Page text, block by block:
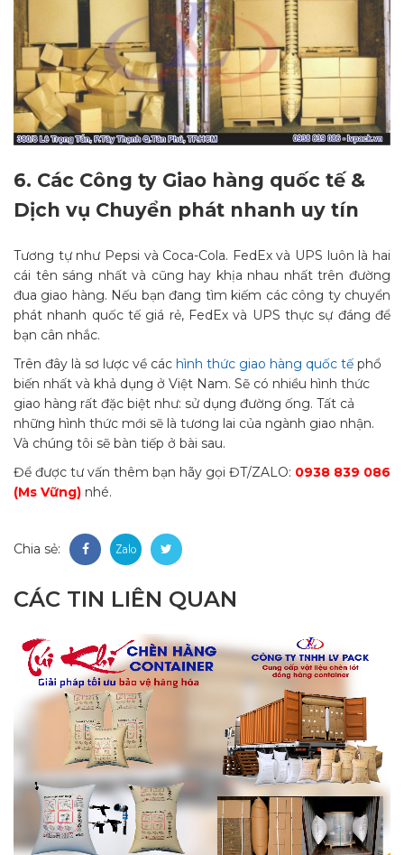
6. Các Công ty Giao hàng quốc tế &
Dịch vụ Chuyển phát nhanh uy tín
Tương tự như Pepsi và Coca-Cola. FedEx và UPS luôn là hai
cái tên sáng nhất và cũng hay khịa nhau nhất trên đường
đua giao hàng. Nếu bạn đang tìm kiếm các công ty chuyển
phát nhanh quốc tế giá rẻ, FedEx và UPS thực sự đáng để
bạn cân nhắc.
Trên đây là sơ lược về các hình thức giao hàng quốc tế phổ
biến nhất và khả dụng ở Việt Nam. Sẽ có nhiều hình thức
giao hàng rất đặc biệt như: sử dụng đường ống. Tất cả
những hình thức mới sẽ là tương lai của ngành giao nhận.
Và chúng tôi sẽ bàn tiếp ở bài sau.
Để được tư vấn thêm bạn hãy gọi ĐT/ZALO: 0938 839 086
(Ms Vững) nhé.
Chia sẻ:
CÁC TIN LIÊN QUAN